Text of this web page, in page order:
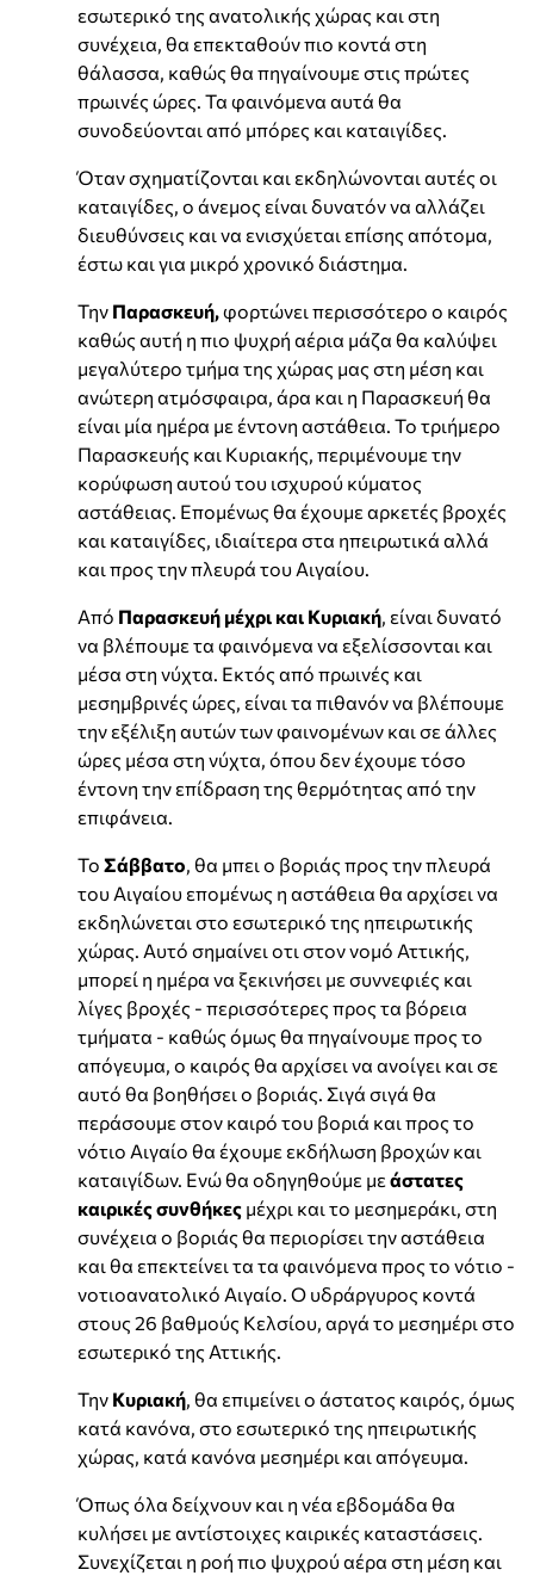
εσωτερικό της ανατολικής χώρας και στη
συνέχεια, θα επεκταθούν πιο κοντά στη
θάλασσα, καθώς θα πηγαίνουμε στις πρώτες
πρωινές ώρες. Τα φαινόμενα αυτά θα
συνοδεύονται από μπόρες και καταιγίδες.
Όταν σχηματίζονται και εκδηλώνονται αυτές οι
καταιγίδες, ο άνεμος είναι δυνατόν να αλλάζει
διευθύνσεις και να ενισχύεται επίσης απότομα,
έστω και για μικρό χρονικό διάστημα.
Την Παρασκευή,φορτώνει περισσότερο ο καιρός
καθώς αυτή η πιο ψυχρή αέρια μάζα θα καλύψει
μεγαλύτερο τμήμα της χώρας μας στη μέση και
ανώτερη ατμόσφαιρα, άρα και η Παρασκευή θα
είναι μία ημέρα με έντονη αστάθεια. Το τριήμερο
Παρασκευής και Κυριακής, περιμένουμε την
κορύφωση αυτού του ισχυρού κύματος
αστάθειας. Επομένως θα έχουμε αρκετές βροχές
και καταιγίδες, ιδιαίτερα στα ηπειρωτικά αλλά
και προς την πλευρά του Αιγαίου.
Από Παρασκευή μέχρι και Κυριακή, είναι δυνατό
να βλέπουμε τα φαινόμενα να εξελίσσονται και
μέσα στη νύχτα. Εκτός από πρωινές και
μεσημβρινές ώρες, είναι τα πιθανόν να βλέπουμε
την εξέλιξη αυτών των φαινομένων και σε άλλες
ώρες μέσα στη νύχτα, όπου δεν έχουμε τόσο
έντονη την επίδραση της θερμότητας από την
επιφάνεια.
Το Σάββατο, θα μπει ο βοριάς προς την πλευρά
του Αιγαίου επομένως η αστάθεια θα αρχίσει να
εκδηλώνεται στο εσωτερικό της ηπειρωτικής
χώρας. Αυτό σημαίνει οτι στον νομό Αττικής,
μπορεί η ημέρα να ξεκινήσει με συννεφιές και
λίγες βροχές - περισσότερες προς τα βόρεια
τμήματα - καθώς όμως θα πηγαίνουμε προς το
απόγευμα, ο καιρός θα αρχίσει να ανοίγει και σε
αυτό θα βοηθήσει ο βοριάς. Σιγά σιγά θα
περάσουμε στον καιρό του βοριά και προς το
νότιο Αιγαίο θα έχουμε εκδήλωση βροχών και
καταιγίδων. Ενώ θα οδηγηθούμε μεάστατες
καιρικές συνθήκες μέχρι και το μεσημεράκι, στη
συνέχεια ο βοριάς θα περιορίσει την αστάθεια
και θα επεκτείνει τα τα φαινόμενα προς το νότιο -
νοτιοανατολικό Αιγαίο. Ο υδράργυρος κοντά
στους 26 βαθμούς Κελσίου, αργά το μεσημέρι στο
εσωτερικό της Αττικής.
Την Κυριακή, θα επιμείνει ο άστατος καιρός, όμως
κατά κανόνα, στο εσωτερικό της ηπειρωτικής
χώρας, κατά κανόνα μεσημέρι και απόγευμα.
Όπως όλα δείχνουν και η νέα εβδομάδα θα
κυλήσει με αντίστοιχες καιρικές καταστάσεις.
Συνεχίζεται η ροή πιο ψυχρού αέρα στη μέση και